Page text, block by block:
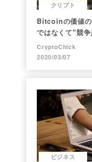
クリプト
Bitcoinの価値の
ではなくて"競争
CryptoChick
2020/03/07
ビジネス